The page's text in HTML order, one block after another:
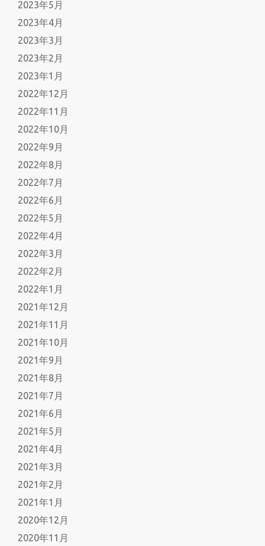
2023年5月
2023年4月
2023年3月
2023年2月
2023年1月
2022年12月
2022年11月
2022年10月
2022年9月
2022年8月
2022年7月
2022年6月
2022年5月
2022年4月
2022年3月
2022年2月
2022年1月
2021年12月
2021年11月
2021年10月
2021年9月
2021年8月
2021年7月
2021年6月
2021年5月
2021年4月
2021年3月
2021年2月
2021年1月
2020年12月
2020年11月